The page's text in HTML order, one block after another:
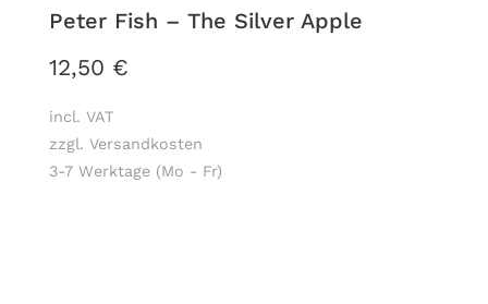
Peter Fish ‎– The Silver Apple
12,50 €
incl. VAT
zzgl. Versandkosten
3-7 Werktage (Mo - Fr)